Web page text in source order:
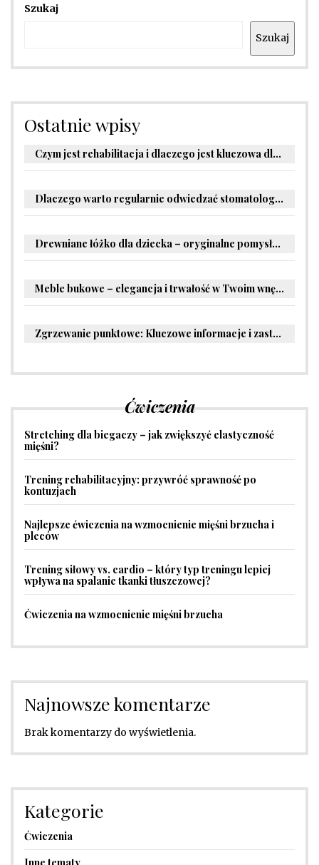
Szukaj
Szukaj
Ostatnie wpisy
Czym jest rehabilitacja i dlaczego jest kluczowa dla powrotu do zdrowia?
Dlaczego warto regularnie odwiedzać stomatologa?
Drewniane łóżko dla dziecka – oryginalne pomysły na aranżację pokoju malucha
Meble bukowe – elegancja i trwałość w Twoim wnętrzu
Zgrzewanie punktowe: Kluczowe informacje i zastosowania w przemyśle
Ćwiczenia
Stretching dla biegaczy – jak zwiększyć elastyczność
mięśni?
Trening rehabilitacyjny: przywróć sprawność po
kontuzjach
Najlepsze ćwiczenia na wzmocnienie mięśni brzucha i
pleców
Trening siłowy vs. cardio – który typ treningu lepiej
wpływa na spalanie tkanki tłuszczowej?
Ćwiczenia na wzmocnienie mięśni brzucha
Najnowsze komentarze
Brak komentarzy do wyświetlenia.
Kategorie
Ćwiczenia